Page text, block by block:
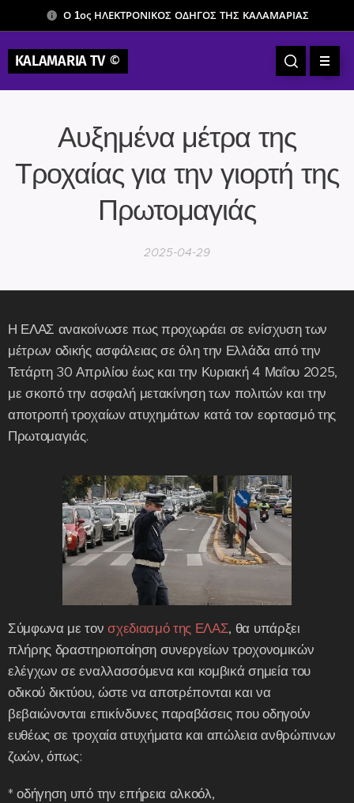
Ο 1ος ΗΛΕΚΤΡΟΝΙΚΟΣ ΟΔΗΓΟΣ ΤΗΣ ΚΑΛΑΜΑΡΙΑΣ
KALAMARIA TV©
Αυξημένα μέτρα της
Τροχαίας για την γιορτή της
Πρωτομαγιάς
2025-04-29
Η ΕΛΑΣ ανακοίνωσε πως προχωράει σε ενίσχυση των
μέτρων οδικής ασφάλειας σε όλη την Ελλάδα από την
Τετάρτη 30 Απριλίου έως και την Κυριακή 4 Μαΐου 2025,
με σκοπό την ασφαλή μετακίνηση των πολιτών και την
αποτροπή τροχαίων ατυχημάτων κατά τον εορτασμό της
Πρωτομαγιάς.
Σύμφωνα με τον σχεδιασμό της ΕΛΑΣ, θα υπάρξει
πλήρης δραστηριοποίηση συνεργείων τροχονομικών
ελέγχων σε εναλλασσόμενα και κομβικά σημεία του
οδικού δικτύου, ώστε να αποτρέπονται και να
βεβαιώνονται επικίνδυνες παραβάσεις που οδηγούν
ευθέως σε τροχαία ατυχήματα και απώλεια ανθρώπινων
ζωών, όπως:
* οδήγηση υπό την επήρεια αλκοόλ,